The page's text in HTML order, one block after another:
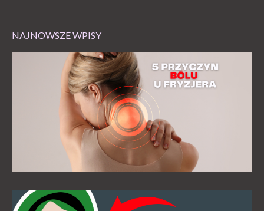
NAJNOWSZE WPISY